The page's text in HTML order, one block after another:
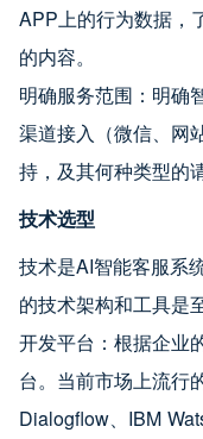
APP上的行为数据，
的内容。
明确服务范围：明确
渠道接入（微信、网
持，及其何种类型的
技术选型
技术是AI智能客服系
的技术架构和工具是
开发平台：根据企业
台。当前市场上流行
Dialogflow、IBM